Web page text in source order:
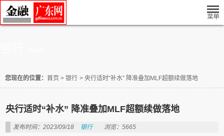
您现在的位置： 首页 > 银行 > 央行适时“补水” 降准叠加MLF超额续做落地
央行适时“补水” 降准叠加MLF超额续做落地
发布时间：2023/09/18 银行 浏览：5665